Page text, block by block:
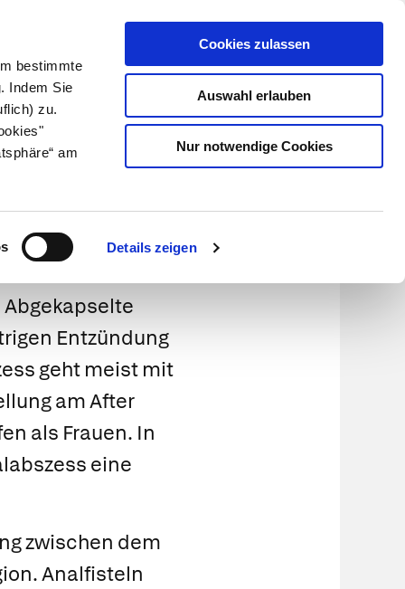
bestimmte
Indem Sie
zu.
am
Details zeigen
Cookies zulassen
Auswahl erlauben
Nur notwendige Cookies
Kundenlogin
Suche
Über uns
Abgekapselte
Entzündung
geht meist mit
am After
als Frauen. In
eine
zwischen dem
Analfisteln